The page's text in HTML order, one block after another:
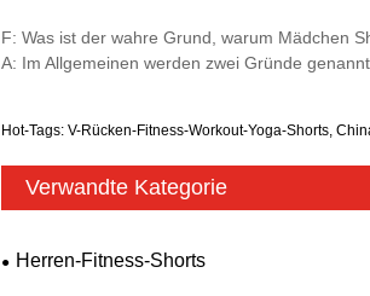
F: Was ist der wahre Grund, warum Mädchen
A: Im Allgemeinen werden zwei Gründe
Hot-Tags: V-Rücken-Fitness-Workout-Yoga-Shorts,
Verwandte Kategorie
Herren-Fitness-Shorts